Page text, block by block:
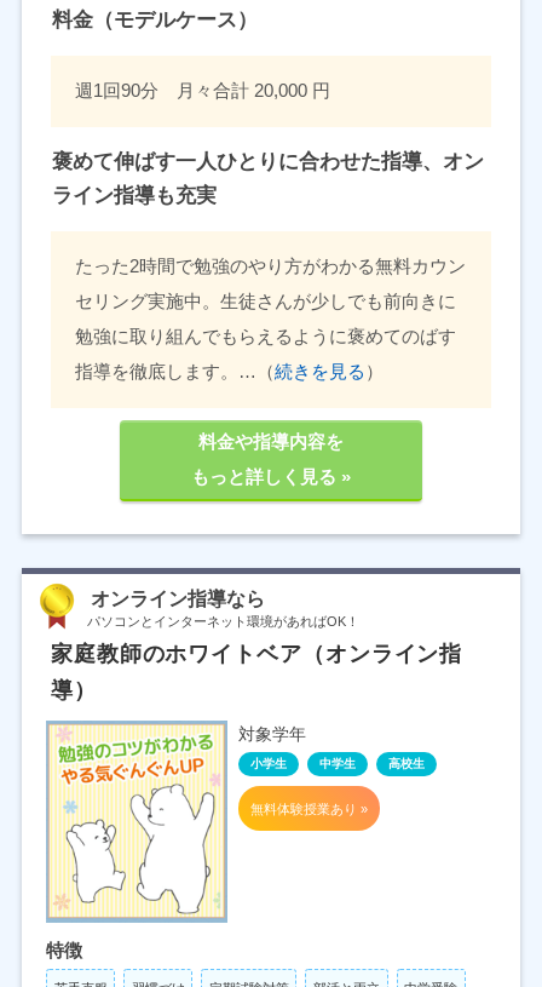
料金（モデルケース）
週1回90分 月々合計 20,000 円
褒めて伸ばす一人ひとりに合わせた指導、オン
ライン指導も充実
たった2時間で勉強のやり方がわかる無料カウン
セリング実施中。生徒さんが少しでも前向きに
勉強に取り組んでもらえるように褒めてのばす
指導を徹底します。…（続きを見る ）
料金や指導内容を
もっと詳しく見る »
オンライン指導なら
パソコンとインターネット環境があればOK！
家庭教師のホワイトベア（オンライン指
導）
対象学年
小学生 中学生 高校生
無料体験授業あり »
特徴